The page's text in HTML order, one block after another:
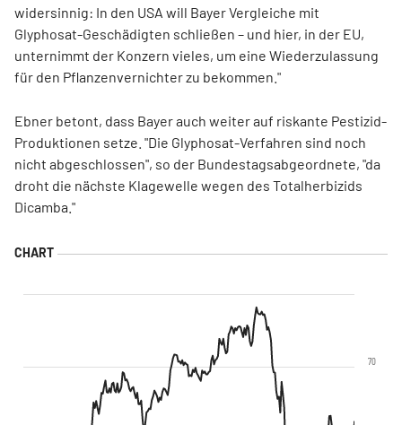
widersinnig: In den USA will Bayer Vergleiche mit
Glyphosat-Geschädigten schließen – und hier, in der EU,
unternimmt der Konzern vieles, um eine Wiederzulassung
für den Pflanzenvernichter zu bekommen."
Ebner betont, dass Bayer auch weiter auf riskante Pestizid-
Produktionen setze. "Die Glyphosat-Verfahren sind noch
nicht abgeschlossen", so der Bundestagsabgeordnete, "da
droht die nächste Klagewelle wegen des Totalherbizids
Dicamba."
70